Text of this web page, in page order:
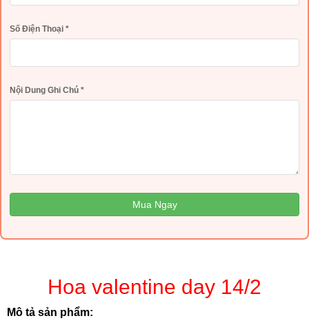
Số Điện Thoại *
Nội Dung Ghi Chú *
Mua Ngay
Hoa valentine day 14/2
Mô tả sản phẩm: